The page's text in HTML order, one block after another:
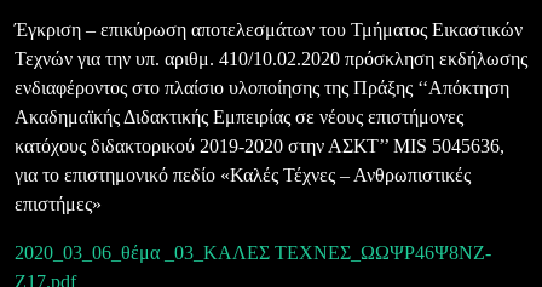
Έγκριση – επικύρωση αποτελεσμάτων του Τμήματος Εικαστικών
Τεχνών για την υπ. αριθμ. 410/10.02.2020 πρόσκληση εκδήλωσης
ενδιαφέροντος στο πλαίσιο υλοποίησης της Πράξης ‘‘Απόκτηση
Ακαδημαϊκής Διδακτικής Εμπειρίας σε νέους επιστήμονες
κατόχους διδακτορικού 2019-2020 στην ΑΣΚΤ’’ MIS 5045636,
για το επιστημονικό πεδίο «Καλές Τέχνες – Ανθρωπιστικές
επιστήμες»
2020_03_06_θέμα _03_ΚΑΛΕΣ ΤΕΧΝΕΣ_ΩΩΨΡ46Ψ8ΝΖ-
Ζ17.pdf